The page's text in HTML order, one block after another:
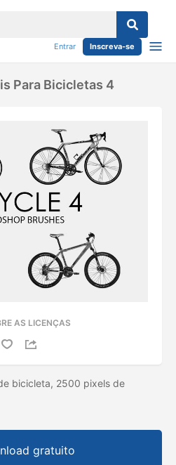
Entrar Inscreva-se
Para Bicicletas 4
AS LICENÇAS
bicicleta, 2500 pixels de
gratuito